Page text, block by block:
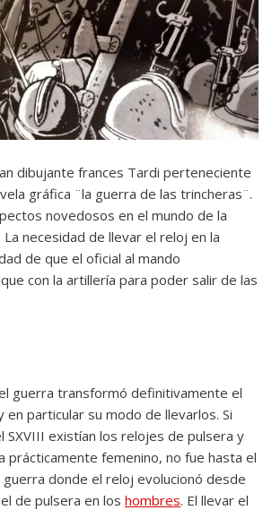
dibujante frances Tardi perteneciente
gráfica ¨la guerra de las trincheras¨.
novedosos en el mundo de la
necesidad de llevar el reloj en la
de que el oficial al mando
con la artillería para poder salir de las
guerra transformó definitivamente el
particular su modo de llevarlos. Si
SXVIII existían los relojes de pulsera y
prácticamente femenino, no fue hasta el
donde el reloj evolucionó desde
de pulsera en los hombres. El llevar el